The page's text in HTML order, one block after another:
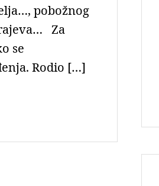
pobožnog
Za
se
Rodio […]